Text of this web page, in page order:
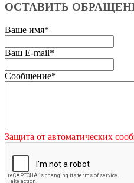
ОСТАВИТЬ
Ваше имя*
Ваш E-mail*
Сообщение*
Защита от автоматических